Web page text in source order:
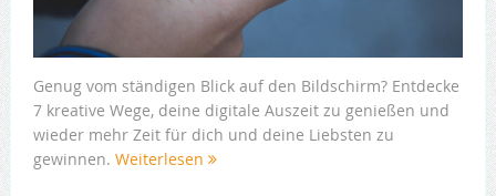
Genug vom ständigen Blick auf den Bildschirm? Entdecke
7 kreative Wege, deine digitale Auszeit zu genießen und
wieder mehr Zeit für dich und deine Liebsten zu
gewinnen. Weiterlesen